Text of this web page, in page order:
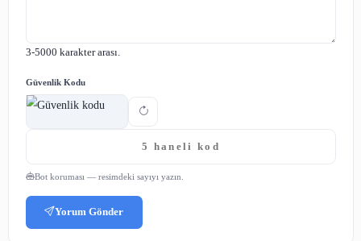
kazanmak isteyenlerin
sayfamızdaki diğer içeriklere de bakabilirsiniz.